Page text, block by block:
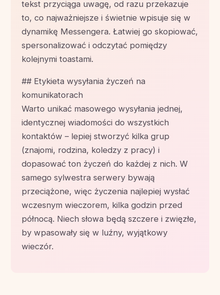
tekst przyciąga uwagę, od razu przekazuje
to, co najważniejsze i świetnie wpisuje się w
dynamikę Messengera. Łatwiej go skopiować,
spersonalizować i odczytać pomiędzy
kolejnymi toastami.
## Etykieta wysyłania życzeń na
komunikatorach
Warto unikać masowego wysyłania jednej,
identycznej wiadomości do wszystkich
kontaktów – lepiej stworzyć kilka grup
(znajomi, rodzina, koledzy z pracy) i
dopasować ton życzeń do każdej z nich. W
samego sylwestra serwery bywają
przeciążone, więc życzenia najlepiej wysłać
wczesnym wieczorem, kilka godzin przed
północą. Niech słowa będą szczere i zwięzłe,
by wpasowały się w luźny, wyjątkowy
wieczór.